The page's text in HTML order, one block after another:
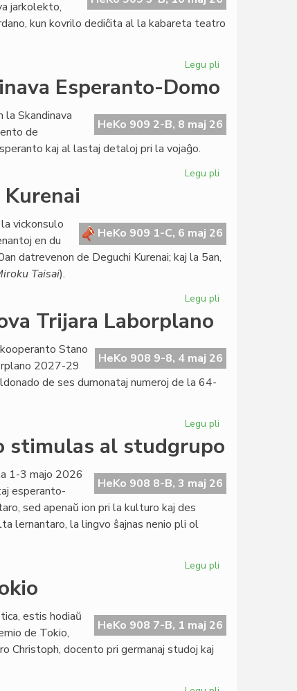
jarkolekto,
kun kovrilo dediĉita al la kabareta teatro
Legu pli
de
"Literatura
Esperanto-Domo
HeKo 909 2-B, 8 maj 26
Skandinava
de
kaj al lastaj detaloj pri la vojaĝo.
Legu pli
la
Skandinava
Esperanto-
HeKo 909 1-C, 6 maj 26
vickonsulo
en du
datrevenon de Deguchi Kurenai; kaj la 5an,
Taisai).
Legu pli
al
Deguchi
Trijara Laborplano
HeKo 908 9-8, 4 maj 26
Stano
2027-29
de ses dumonataj numeroj de la 64-
Legu pli
Asembleo
LF-
koop
stimulas al studgrupo
HeKo 908 8-B, 3 maj 26
1-3 majo 2026
esperanto-
sed apenaŭ ion pri la kulturo kaj des
lernantaro, la lingvo ŝajnas nenio pli ol
Legu pli
didaktiko
stimulas
HeKo 908 7-B, 1 maj 26
estis hodiaŭ
de Tokio,
Christoph, docento pri germanaj studoj kaj